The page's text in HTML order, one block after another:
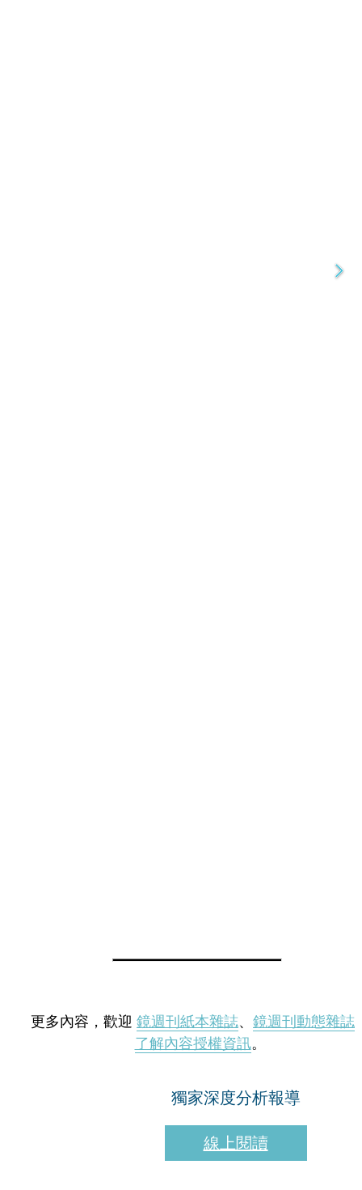
更多內容，歡迎 鏡週刊紙本雜誌、 鏡週刊動態雜誌
了解內容授權資訊。
獨家深度分析報導
線上閱讀